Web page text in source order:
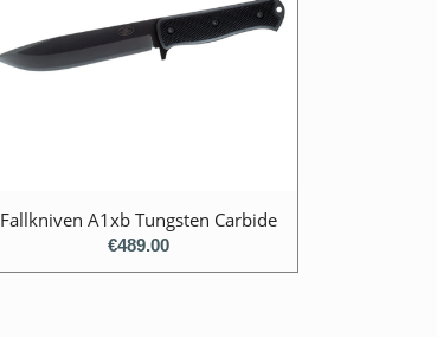
Fallkniven A1xb Tungsten Carbide
€489.00